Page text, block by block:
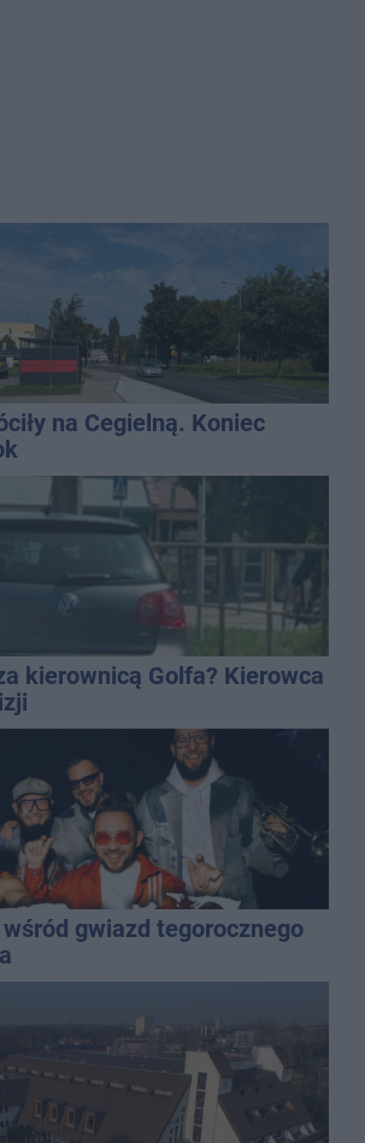
na Cegielną. Koniec
kierownicą Golfa? Kierowca
wśród gwiazd tegorocznego